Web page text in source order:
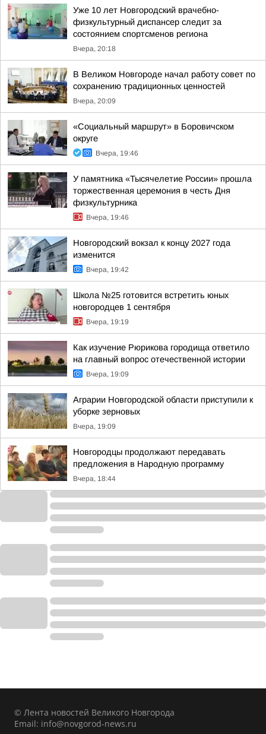
Уже 10 лет Новгородский врачебно-
физкультурный диспансер следит за
состоянием спортсменов региона
Вчера, 20:18
В Великом Новгороде начал работу совет по
сохранению традиционных ценностей
Вчера, 20:09
«Социальный маршрут» в Боровичском
округе
Вчера, 19:46
У памятника «Тысячелетие России» прошла
торжественная церемония в честь Дня
физкультурника
Вчера, 19:46
Новгородский вокзал к концу 2027 года
изменится
Вчера, 19:42
Школа №25 готовится встретить юных
новгородцев 1 сентября
Вчера, 19:19
Как изучение Рюрикова городища ответило
на главный вопрос отечественной истории
Вчера, 19:09
Аграрии Новгородской области приступили к
уборке зерновых
Вчера, 19:09
Новгородцы продолжают передавать
предложения в Народную программу
Вчера, 18:44
© Лента новостей Великого Новгорода
Email: info@novgorod-news.ru